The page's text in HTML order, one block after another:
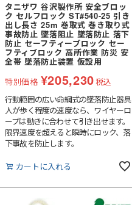
タニザワ 谷沢製作所 安全ブロッ
ク セルフロック ST#540-25 引き
出し長さ 25m 巻取式 巻き取り式
事故防止 墜落阻止 墜落防止 落下
防止 セーフティーブロック セー
フティブロック 高所作業 防災 安
全帯 墜落防止装置 仮設用
特別価格 ¥205,230税込
行動範囲の広い命綱式の墜落防止器具
人が歩く程度の速度なら、ワイヤーロ
ープは動きに合わせて引き出せます。
限界速度を超えると瞬時にロック、落
下事故を防止します。
カートに入れる